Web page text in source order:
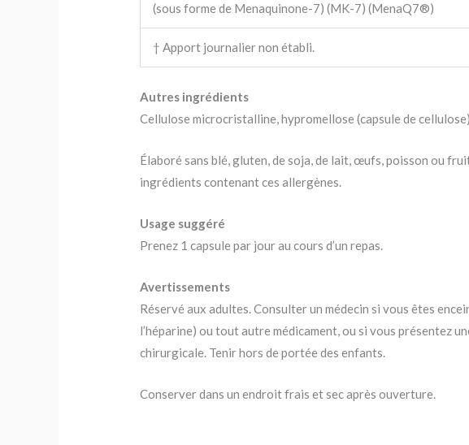
(sous forme de Menaquinone-7) (MK-7) (MenaQ7®)
† Apport journalier non établi.
Autres ingrédients
Cellulose microcristalline, hypromellose (capsule de
Élaboré sans blé, gluten, de soja, de lait, œufs, poisson ou
ingrédients contenant ces allergènes.
Usage suggéré
Prenez 1 capsule par jour au cours d’un repas.
Avertissements
Réservé aux adultes. Consulter un médecin si vous êtes
l’héparine) ou tout autre médicament, ou si vous présentez
chirurgicale. Tenir hors de portée des enfants.
Conserver dans un endroit frais et sec après ouverture.